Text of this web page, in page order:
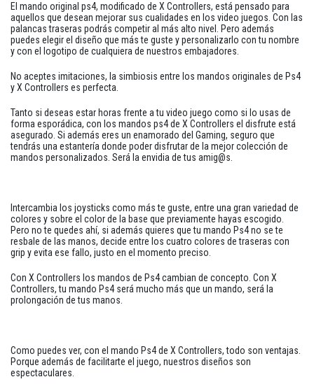
El mando original ps4, modificado de X Controllers, está pensado para
aquellos que desean mejorar sus cualidades en los video juegos. Con las
palancas traseras podrás competir al más alto nivel. Pero además
puedes elegir el diseño que más te guste y personalizarlo con tu nombre
y con el logotipo de cualquiera de nuestros embajadores.
No aceptes imitaciones, la simbiosis entre los mandos originales de Ps4
y X Controllers es perfecta.
Tanto si deseas estar horas frente a tu video juego como si lo usas de
forma esporádica, con los mandos ps4 de X Controllers el disfrute está
asegurado. Si además eres un enamorado del Gaming, seguro que
tendrás una estantería donde poder disfrutar de la mejor colección de
mandos personalizados. Será la envidia de tus amig@s.
Intercambia los joysticks como más te guste, entre una gran variedad de
colores y sobre el color de la base que previamente hayas escogido.
Pero no te quedes ahí, si además quieres que tu mando Ps4 no se te
resbale de las manos, decide entre los cuatro colores de traseras con
grip y evita ese fallo, justo en el momento preciso.
Con X Controllers los mandos de Ps4 cambian de concepto. Con X
Controllers, tu mando Ps4 será mucho más que un mando, será la
prolongación de tus manos.
Como puedes ver, con el mando Ps4 de X Controllers, todo son ventajas.
Porque además de facilitarte el juego, nuestros diseños son
espectaculares.